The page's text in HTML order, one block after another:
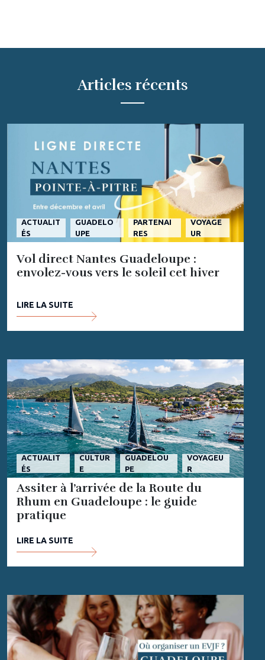
Articles récents
ACTUALIT
ÉS
GUADELO
UPE
PARTENAI
RES
VOYAGE
UR
Vol direct Nantes Guadeloupe :
envolez-vous vers le soleil cet hiver
LIRE LA SUITE
ACTUALIT
ÉS
CULTUR
E
GUADELOU
PE
VOYAGEU
R
Assiter à l’arrivée de la Route du
Rhum en Guadeloupe : le guide
pratique
LIRE LA SUITE